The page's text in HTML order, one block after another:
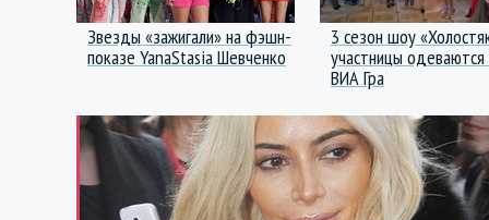
Звезды «зажигали» на фэшн-
показе YanaStasia Шевченко
3 сезон шоу
участницы одеваются
ВИА Гра